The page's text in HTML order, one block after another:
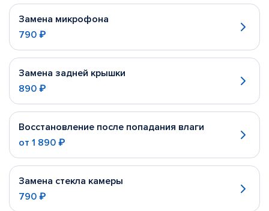
Замена микрофона
790 ₽
Замена задней крышки
890 ₽
Восстановление после попадания влаги
от 1 890 ₽
Замена стекла камеры
790 ₽